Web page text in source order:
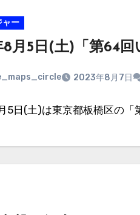
ャー
月5日(土)「第64
2023年8月7日
5日(土)は東京都板橋区の「